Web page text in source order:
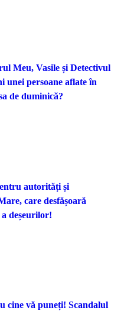
Meu, Vasile și Detectivul
unei persoane aflate în
de duminică?
autorități și
care desfășoară
deșeurilor!
cine vă puneți! Scandalul